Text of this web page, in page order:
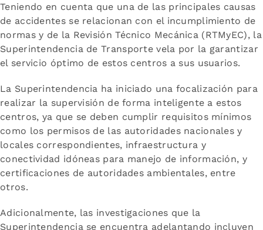
Teniendo en cuenta que una de las principales causas
de accidentes se relacionan con el incumplimiento de
normas y de la Revisión Técnico Mecánica (RTMyEC), la
Superintendencia de Transporte vela por la garantizar
el servicio óptimo de estos centros a sus usuarios.
La Superintendencia ha iniciado una focalización para
realizar la supervisión de forma inteligente a estos
centros, ya que se deben cumplir requisitos mínimos
como los permisos de las autoridades nacionales y
locales correspondientes, infraestructura y
conectividad idóneas para manejo de información, y
certificaciones de autoridades ambientales, entre
otros.
Adicionalmente, las investigaciones que la
Superintendencia se encuentra adelantando incluyen